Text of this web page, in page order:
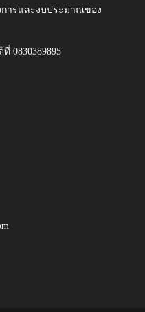
ารและงบประมาณของ
0830389895